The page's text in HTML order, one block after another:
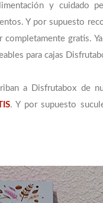
y cuidado
Y por supuesto
gratis.
para cajas
a Disfrutabox de
. Y por supuesto